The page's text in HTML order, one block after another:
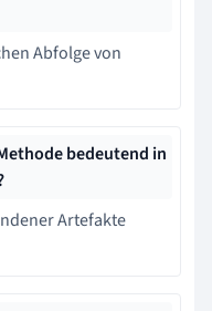
Abfolge von
bedeutend in
Artefakte